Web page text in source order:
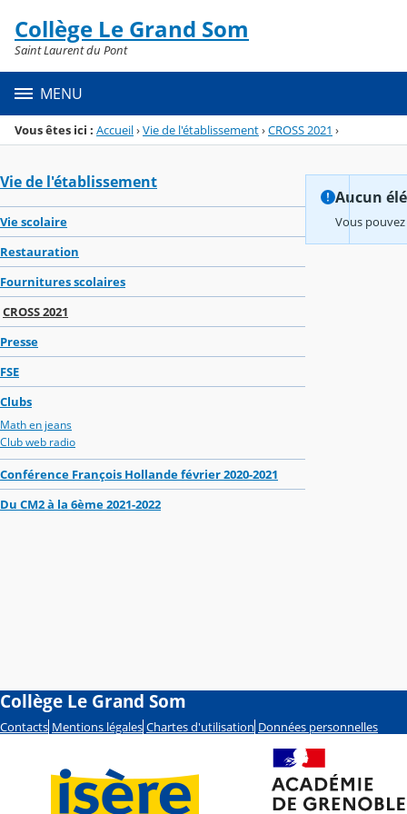
Menu de la rubrique
Contenu
Collège Le Grand Som
Saint Laurent du Pont
MENU
Vous êtes ici : Accueil›Vie de l'établissement›CROSS 2021 ›
Vie de l'établissement
Vie scolaire
Restauration
Fournitures scolaires
CROSS 2021
Presse
FSE
Clubs
Math en jeans
Club web radio
Conférence François Hollande février 2020-2021
Du CM2 à la 6ème 2021-2022
Aucun
Vous
Collège Le Grand Som
Contacts Mentions légales Chartes d'utilisation Données personnelles